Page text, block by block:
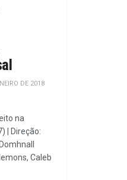
DE 2018
na
| Direção:
Caleb